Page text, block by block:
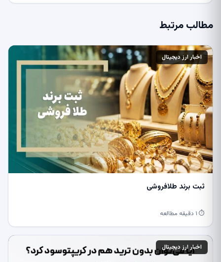
مطالب مرتبط
اخبار ارز دیجیتال
ثبت برند طلافروشی
⏱ ۱ دقیقه مطالعه
اخبار ارز دیجیتال